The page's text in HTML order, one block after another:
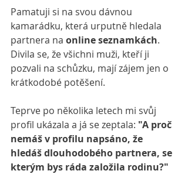
Pamatuji si na svou dávnou
kamarádku, která urputně hledala
partnera na online seznamkách.
Divila se, že všichni muži, kteří ji
pozvali na schůzku, mají zájem jen o
krátkodobé potěšení.
Teprve po několika letech mi svůj
profil ukázala a já se zeptala: "A proč
nemáš v profilu napsáno, že
hledáš dlouhodobého partnera, se
kterým bys ráda založila rodinu?"